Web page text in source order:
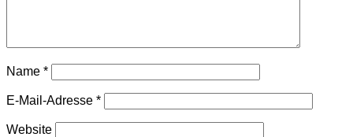
Name *
E-Mail-Adresse *
Website